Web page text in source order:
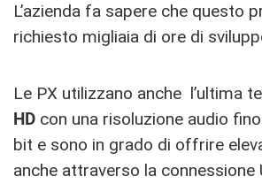
L’azienda fa sapere che questo
richiesto migliaia di ore di
Le PX utilizzano anche l’ultima
HD con una risoluzione audio
bit e sono in grado di offrire
anche attraverso la connessione